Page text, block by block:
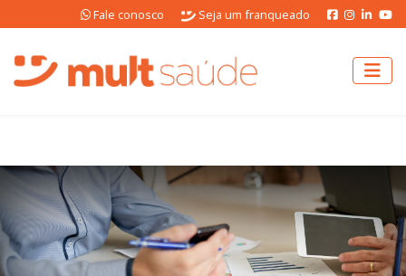
Fale conosco Seja um franqueado